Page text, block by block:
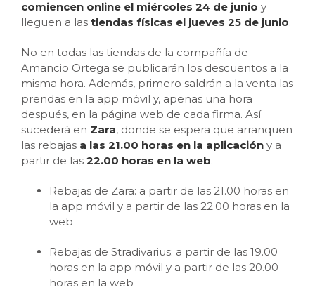
comiencen online el miércoles 24 de junio y
lleguen a las tiendas físicas el jueves 25 de junio.
No en todas las tiendas de la compañía de
Amancio Ortega se publicarán los descuentos a la
misma hora. Además, primero saldrán a la venta las
prendas en la app móvil y, apenas una hora
después, en la página web de cada firma. Así
sucederá en Zara, donde se espera que arranquen
las rebajas a las 21.00 horas en la aplicación y a
partir de las 22.00 horas en la web.
Rebajas de Zara: a partir de las 21.00 horas en
la app móvil y a partir de las 22.00 horas en la
web
Rebajas de Stradivarius: a partir de las 19.00
horas en la app móvil y a partir de las 20.00
horas en la web